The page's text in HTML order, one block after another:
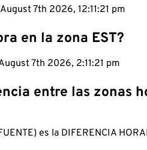
7th 2026, 12:11:22 pm
en la zona EST?
7th 2026, 2:11:22 pm
entre las zonas
es la DIFERENCIA